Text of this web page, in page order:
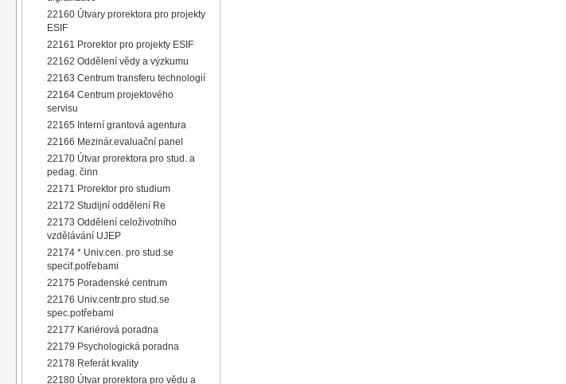
22160 Útvary prorektora pro projekty
ESIF
22161 Prorektor pro projekty ESIF
22162 Oddělení vědy a výzkumu
22163 Centrum transferu technologií
22164 Centrum projektového
servisu
22165 Interní grantová agentura
22166 Mezinár.evaluační panel
22170 Útvar prorektora pro stud. a
pedag. činn
22171 Prorektor pro studium
22172 Studijní oddělení Re
22173 Oddělení celoživotního
vzdělávání UJEP
22174 * Univ.cen. pro stud.se
specif.potřebami
22175 Poradenské centrum
22176 Univ.centr.pro stud.se
spec.potřebami
22177 Kariérová poradna
22179 Psychologická poradna
22178 Referát kvality
22180 Útvar prorektora pro vědu a